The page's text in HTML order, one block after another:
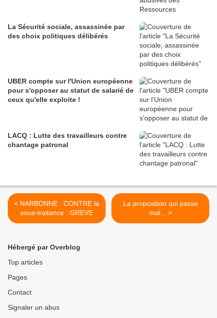
La Sécurité sociale, assassinée par
des choix politiques délibérés
UBER compte sur l'Union européenne
pour s'opposer au statut de salarié de
ceux qu'elle exploite !
LACQ : Lutte des travailleurs contre
chantage patronal
< NARBONNE : CONTRE la
sous-traitance : GREVE
La proposition qui passe
mal... >
Hébergé par Overblog
Top articles
Pages
Contact
Signaler un abus